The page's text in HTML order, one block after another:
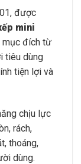
được
mini
mục đích từ
tiêu dùng
tiện lợi và
chịu lực
rách,
thoáng,
dùng.